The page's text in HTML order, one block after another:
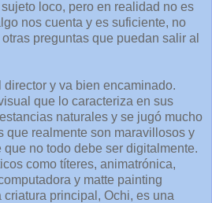
loco, pero en realidad no es
nos cuenta y es suficiente, no
preguntas que puedan salir al
director y va bien encaminado.
que lo caracteriza en sus
naturales y se jugó mucho
que realmente son maravillosos y
no todo debe ser digitalmente.
como títeres, animatrónica,
y matte painting
principal, Ochi, es una